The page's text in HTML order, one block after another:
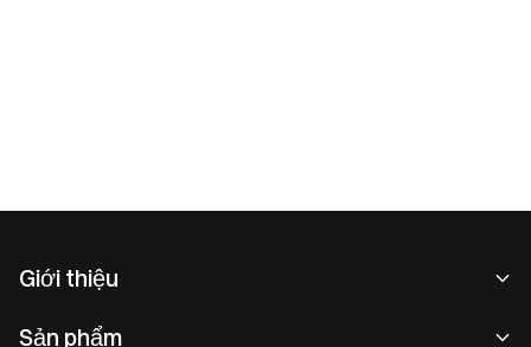
Giới thiệu
Sản phẩm